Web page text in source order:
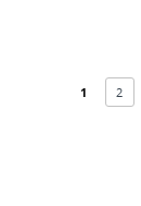
1 2